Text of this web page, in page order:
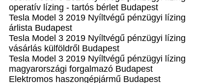
operatív lízing - tartós bérlet Budapest
Tesla Model 3 2019 Nyíltvégű pénzügyi lízing
árlista Budapest
Tesla Model 3 2019 Nyíltvégű pénzügyi lízing
vásárlás külföldről Budapest
Tesla Model 3 2019 Nyíltvégű pénzügyi lízing
magyarországi forgalmazó Budapest
Elektromos haszongépjármű‎ Budapest